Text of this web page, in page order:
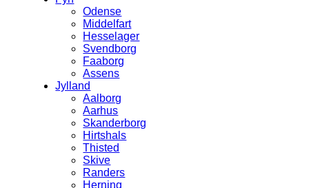
Odense
Middelfart
Hesselager
Svendborg
Faaborg
Assens
Jylland
Aalborg
Aarhus
Skanderborg
Hirtshals
Thisted
Skive
Randers
Herning